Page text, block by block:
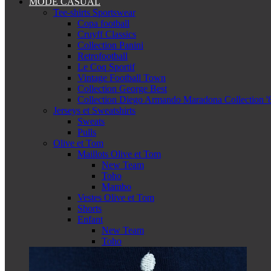
Tee-shirts Sportswear
Copa football
Cruyff Classics
Collection Panini
Retrofootball
Le Coq Sportif
Vintage Football Town
Collection George Best
Collection Diego Armando Maradona Collection
Jerseys et Sweatshirts
Sweats
Pulls
Olive et Tom
Maillots Olive et Tom
New Team
Toho
Mambo
Vestes Olive et Tom
Shorts
Enfant
New Team
Toho